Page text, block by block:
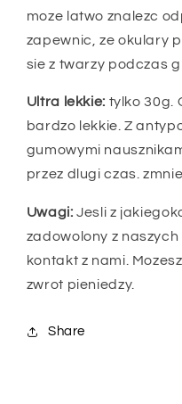
moze latwo znalezc
zapewnic, ze okulary
sie z twarzy podczas
Ultra lekkie: tylko 30g.
bardzo lekkie. Z
gumowymi
przez dlugi czas.
Uwagi: Jesli z
zadowolony z
kontakt z nami.
zwrot pieniedzy.
Share